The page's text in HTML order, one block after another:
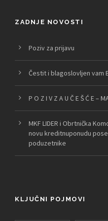
ZADNJE NOVOSTI
Poziv za prijavu
Čestit i blagoslovljen vam
P O Z I V Z A U Č E Š Ć E –
MKF LIDER i Obrtnička
novu kreditnuponudu
poduzetnike
KLJUČNI POJMOVI